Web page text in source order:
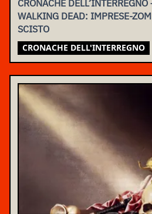
CRONACHE
WALKING DEAD: IMPRESE-
SCISTO
CRONACHE DELL'INTERREGNO